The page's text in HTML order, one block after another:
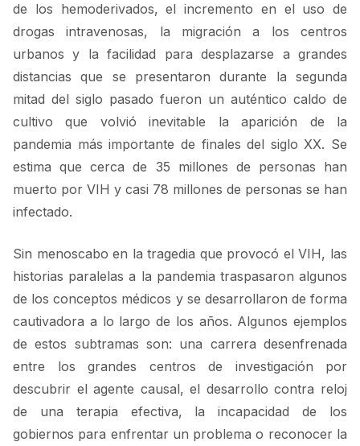
de los hemoderivados, el incremento en el uso de
drogas intravenosas, la migración a los centros
urbanos y la facilidad para desplazarse a grandes
distancias que se presentaron durante la segunda
mitad del siglo pasado fueron un auténtico caldo de
cultivo que volvió inevitable la aparición de la
pandemia más importante de finales del siglo XX. Se
estima que cerca de 35 millones de personas han
muerto por VIH y casi 78 millones de personas se han
infectado.
Sin menoscabo en la tragedia que provocó el VIH, las
historias paralelas a la pandemia traspasaron algunos
de los conceptos médicos y se desarrollaron de forma
cautivadora a lo largo de los años. Algunos ejemplos
de estos subtramas son: una carrera desenfrenada
entre los grandes centros de investigación por
descubrir el agente causal, el desarrollo contra reloj
de una terapia efectiva, la incapacidad de los
gobiernos para enfrentar un problema o reconocer la